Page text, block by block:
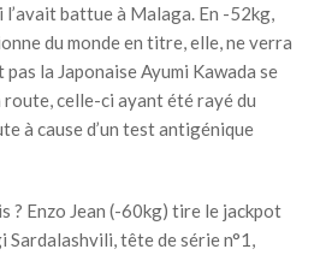
battue à Malaga. En -52kg,
du monde en titre, elle, ne verra
la Japonaise Ayumi Kawada se
celle-ci ayant été rayé du
à cause d’un test antigénique
? Enzo Jean (-60kg) tire le jackpot
Sardalashvili, tête de série n°1,